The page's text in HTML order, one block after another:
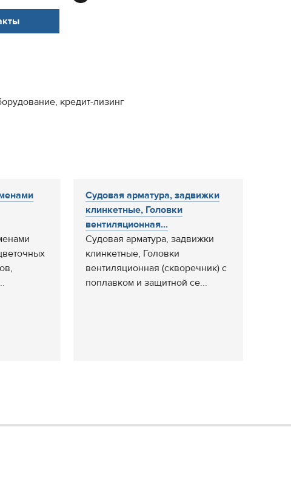
кредит-лизинг
Судовая арматура, задвижки
клинкетные, Головки
вентиляционная...
Судовая арматура, задвижки
клинкетные, Головки
вентиляционная (скворечник) с
поплавком и защитной се...